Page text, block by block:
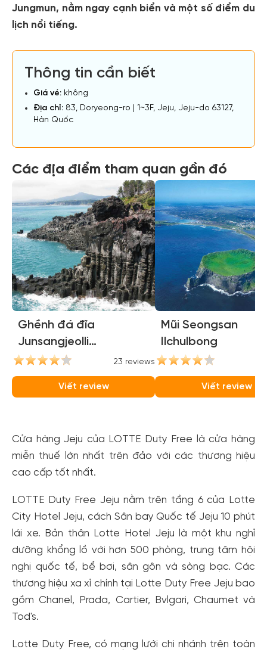
Jungmun, nằm ngay cạnh biển và một số điểm du
lịch nổi tiếng.
Thông tin cần biết
Giá vé: không
Địa chỉ: 83, Doryeong-ro | 1~3F, Jeju, Jeju-do 63127,
Hàn Quốc
Các địa điểm tham quan gần đó
Ghềnh đá đĩa
Junsangjeolli
(Jusangjeolli Cliffs)23 reviews
Viết review
Mũi Seongsan
Ilchulbong
Viết review
Cửa hàng Jeju của LOTTE Duty Free là cửa hàng
miễn thuế lớn nhất trên đảo với các thương hiệu
cao cấp tốt nhất.
LOTTE Duty Free Jeju nằm trên tầng 6 của Lotte
City Hotel Jeju, cách Sân bay Quốc tế Jeju 10 phút
lái xe. Bản thân Lotte Hotel Jeju là một khu nghỉ
dưỡng khổng lồ với hơn 500 phòng, trung tâm hội
nghị quốc tế, bể bơi, sân gôn và sòng bạc. Các
thương hiệu xa xỉ chính tại Lotte Duty Free Jeju bao
gồm Chanel, Prada, Cartier, Bvlgari, Chaumet và
Tod's.
Lotte Duty Free, có mạng lưới chi nhánh trên toàn